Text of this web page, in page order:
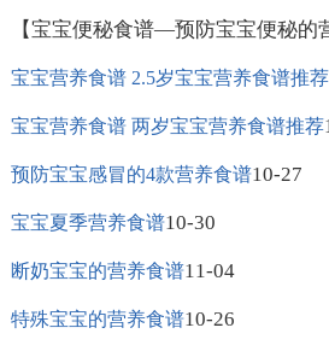
【宝宝便秘食谱—预防宝宝便秘的
宝宝营养食谱 2.5岁宝宝营养食谱推荐
宝宝营养食谱 两岁宝宝营养食谱推荐
预防宝宝感冒的4款营养食谱10-27
宝宝夏季营养食谱10-30
断奶宝宝的营养食谱11-04
特殊宝宝的营养食谱10-26